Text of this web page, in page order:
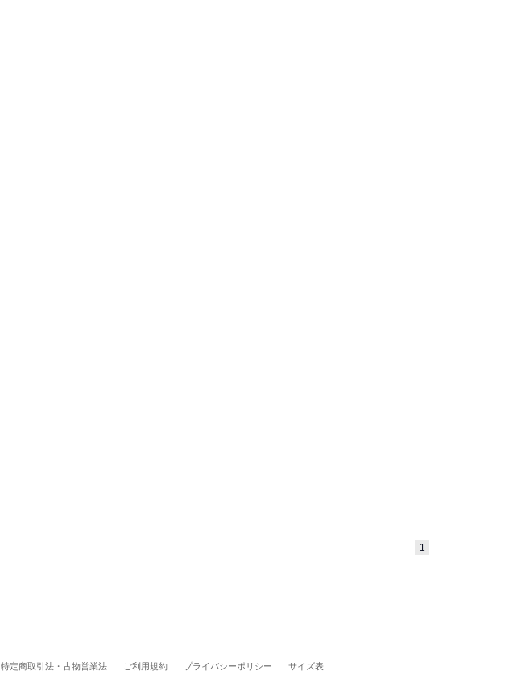
1
特定商取引法・古物営業法 ご利用規約 プライバシーポリシー サイズ表